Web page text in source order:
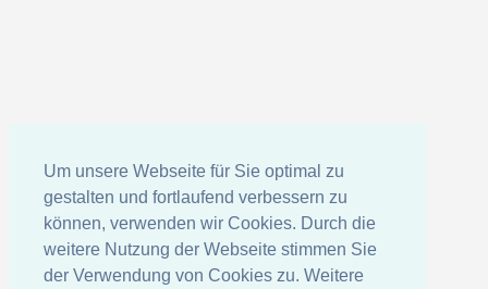
Um unsere Webseite für Sie optimal zu
gestalten und fortlaufend verbessern zu
können, verwenden wir Cookies. Durch die
weitere Nutzung der Webseite stimmen Sie
der Verwendung von Cookies zu. Weitere